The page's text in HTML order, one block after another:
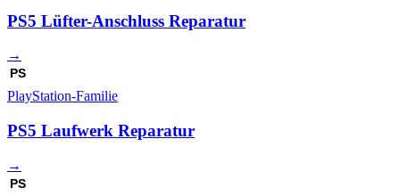
PS5 Lüfter-Anschluss Reparatur
→
PS
PlayStation-Familie
PS5 Laufwerk Reparatur
→
PS